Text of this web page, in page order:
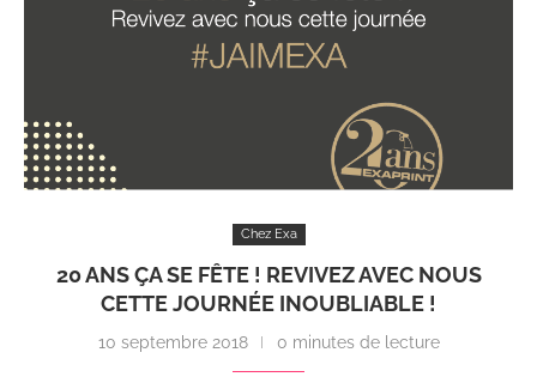
Chez Exa
20 ANS ÇA SE FÊTE ! REVIVEZ AVEC NOUS
CETTE JOURNÉE INOUBLIABLE !
10 septembre 2018 0 minutes de lecture